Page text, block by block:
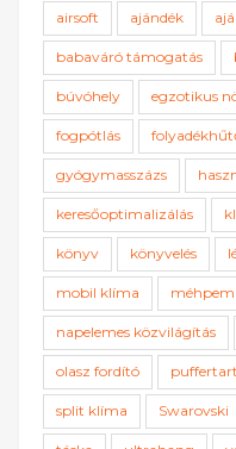
airsoft ajándék
babaváró támogatás
búvóhely egzotikus
fogpótlás
gyógymasszázs
keresőoptimalizálás
könyv könyvelés
mobil klíma
napelemes közvilágítás
olasz fordító
split klíma Swarovski